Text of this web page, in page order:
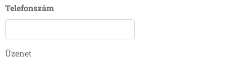
Telefonszám
Üzenet